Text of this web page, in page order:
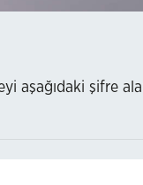
aşağıdaki şifre